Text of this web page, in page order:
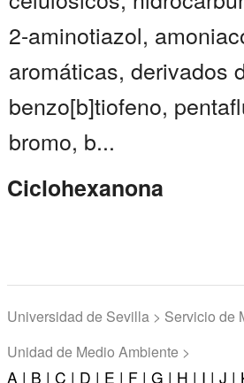
2-aminotiazol,
aromáticas, derivados
benzo[b]tiofeno,
bromo, b...
Ciclohexanona
Universidad de Sevilla > Servicio de
Unidad de Medio Ambiente >
A | B | C | D | E | F | G | H | I | J |